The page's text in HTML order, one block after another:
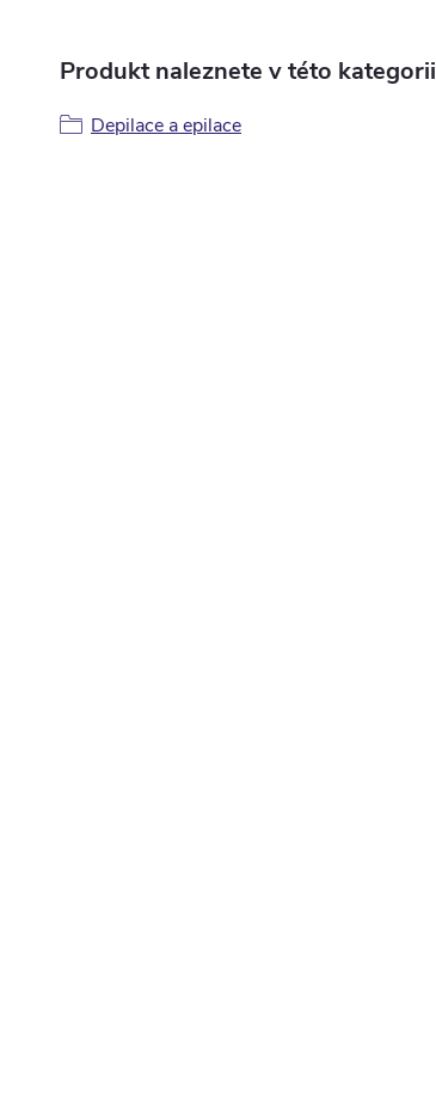
Produkt naleznete v této kategorii
Depilace a epilace